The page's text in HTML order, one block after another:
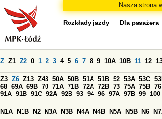
Nasza strona
Rozkłady jazdy Dla pasażera
Z Z1 Z2 0 1 2 3 4 5 6 7 8 9 10A 10B 11 12 13
Z3 Z6 Z13 Z43 50A 50B 51A 51B 52 53A 53C
68 69A 69B 70 71A 71B 72A 72B 73 75A 75B 76
91A 91B 91C 92A 92B 93 94 96 97A 97B 99 100
N1A N1B N2 N3A N3B N4A N4B N5A N5B N6